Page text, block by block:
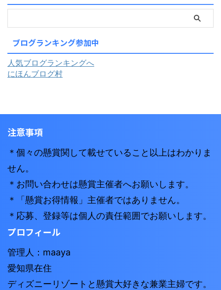
ブログランキング参加中
人気ブログランキングへ
にほんブログ村
注意事項
＊個々の懸賞関して載せていること以上はわかりま
せん。
＊お問い合わせは懸賞主催者へお願いします。
＊「懸賞お得情報」主催者ではありません。
＊応募、登録等は個人の責任範囲でお願いします。
プロフィール
管理人：maaya
愛知県在住
ディズニーリゾートと懸賞大好きな兼業主婦です。